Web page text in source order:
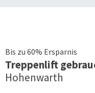
Bis zu 60% Ersparnis
Treppenlift
Hohenwarth